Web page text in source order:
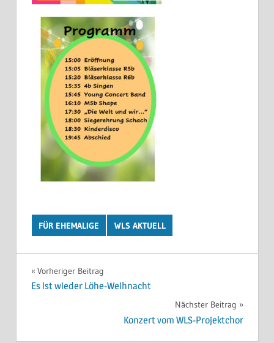
FÜR EHEMALIGE WLS AKTUELL
Beitragsnavigation
Vorheriger Beitrag
Es ist wieder Löhe-Weihnacht
Nächster Beitrag
Konzert vom WLS-Projektchor